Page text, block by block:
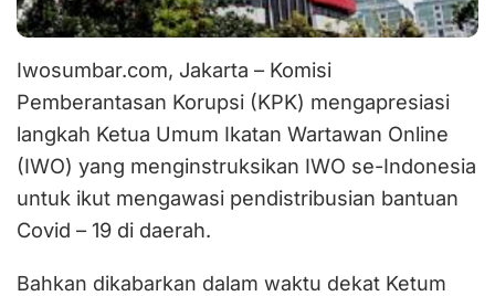
Iwosumbar.com, Jakarta – Komisi
Pemberantasan Korupsi (KPK) mengapresiasi
langkah Ketua Umum Ikatan Wartawan Online
(IWO) yang menginstruksikan IWO se-Indonesia
untuk ikut mengawasi pendistribusian bantuan
Covid – 19 di daerah.
Bahkan dikabarkan dalam waktu dekat Ketum